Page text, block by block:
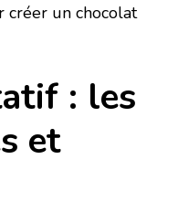
créer un chocolat
: les
et